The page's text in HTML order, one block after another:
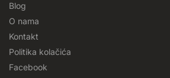
Blog
O nama
Kontakt
Politika kolačića
Facebook